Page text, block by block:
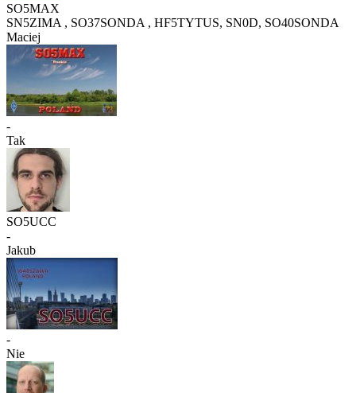
SO5MAX
SN5ZIMA , SO37SONDA , HF5TYTUS, SN0D, SO40SONDA
Maciej
-
Tak
SO5UCC
-
Jakub
-
Nie